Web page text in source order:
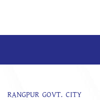
RANGPUR GOVT. CITY